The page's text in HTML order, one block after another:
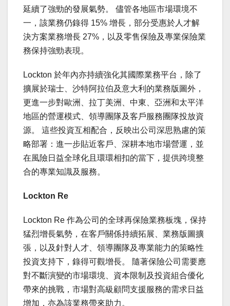
延續了強勁的發展氣勢。 儘管各地區市場環境不
一，該業務仍錄得 15% 增長，部分受惠於人才解
決方案業務增長 27%，以及零售保險及專業保險業
務保持強勁表現。
Lockton 於年內亦持續強化其國際業務平台，除了
擴展於瑞士、沙特阿拉伯及意大利的業務版圖外，
更進一步對歐洲、拉丁美洲、中東、亞洲和太平洋
地區的營運模式、領導團隊及客戶服務團隊投放資
源。 這些投資互相配合，反映出公司深思熟慮的策
略部署：進一步貼近客戶、深耕本地市場營運，並
在風險日益全球化且環環相扣的當下，提供跨境整
合的專業知識及服務。
Lockton Re
Lockton Re 作為公司的全球再保險業務板塊，保持
猛烈增長氣勢，在客戶關係持續拓展、業務版圖擴
張，以及針對人才、領導團隊及專業能力的策略性
投資支持下，錄得可觀增長。 隨著保險公司需要應
對不斷演變的市場環境、資本限制及投資組合優化
帶來的挑戰，市場對高級顧問支援服務的需求日益
增加，亦為該業務帶來助力。